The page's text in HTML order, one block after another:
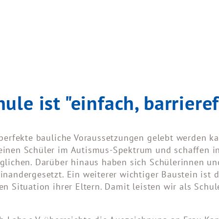
ist "einfach,
bauliche Voraussetzungen gelebt werden
Schüler im Autismus-Spektrum und schaffen
Darüber hinaus haben sich Schülerinnen
Ein weiterer wichtiger Baustein ist
Situation ihrer Eltern. Damit leisten wir als